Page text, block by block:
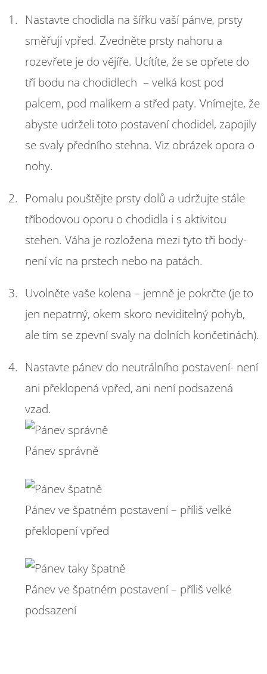
Nastavte chodidla na šířku vaší pánve, prsty
směřují vpřed. Zvedněte prsty nahoru a
rozevřete je do vějíře. Ucítíte, že se opřete do
tří bodu na chodidlech – velká kost pod
palcem, pod malíkem a střed paty. Vnímejte, že
abyste udrželi toto postavení chodidel, zapojily
se svaly předního stehna. Viz obrázek opora o
nohy.
Pomalu pouštějte prsty dolů a udržujte stále
tříbodovou oporu o chodidla i s aktivitou
stehen. Váha je rozložena mezi tyto tři body-
není víc na prstech nebo na patách.
Uvolněte vaše kolena – jemně je pokrčte (je to
jen nepatrný, okem skoro neviditelný pohyb,
ale tím se zpevní svaly na dolních končetinách).
Nastavte pánev do neutrálního postavení- není
ani překlopená vpřed, ani není podsazená
vzad.
Pánev správně
Pánev ve špatném postavení – příliš velké
překlopení vpřed
Pánev ve špatném postavení – příliš velké
podsazení